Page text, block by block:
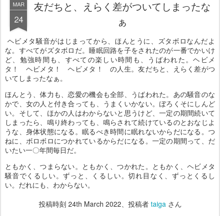
MAR
24
友だちと、えらく差がついてしまったな
ぁ
ヘビメタ騒音がはじまってから、ほんとうに、ズタボロなんだよ
な。すべてがズタボロだ。睡眠回路を子をされたのが一番でかいけ
ど、勉強時間も、すべての楽しい時間も、うばわれた。ヘビメ
タ！ ヘビメタ！ ヘビメタ！ の人生。友だちと、えらく差がつ
いてしまったなぁ。
ほんとう、体力も、恋愛の機会も全部、うばわれた。あの騒音のな
かで、女の人と付き合っても、うまくいかない。ぼろくそにしんど
い。そして、ほかの人はわからないと思うけど、一定の期間続いて
しまったら、鳴り終わっても、鳴らされて続けているのとおなじよ
うな、身体状態になる。眠るべき時間に眠れないからだになる。つ
ねに、ボロボロにつかれているからだになる。一定の期間って、だ
いたい一〇年間毎日だ。
ともかく、つまらない。ともかく、つかれた。ともかく、ヘビメタ
騒音でくるしい。ずっと、くるしい。切れ目なく、ずっとくるし
い。だれにも、わからない。
投稿時刻 24th March 2022、投稿者 taigaさん